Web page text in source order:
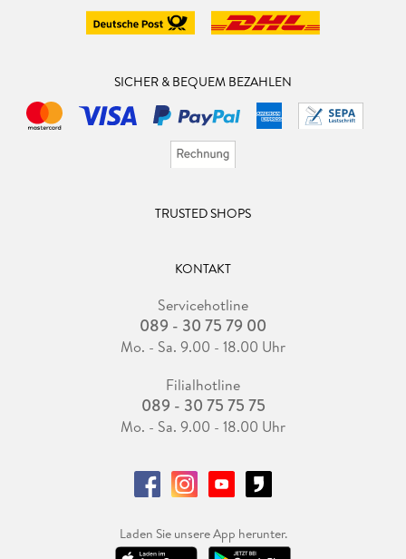
SICHER & BEQUEM BEZAHLEN
TRUSTED SHOPS
KONTAKT
Servicehotline
089 - 30 75 79 00
Mo. - Sa. 9.00 - 18.00 Uhr
Filialhotline
089 - 30 75 75 75
Mo. - Sa. 9.00 - 18.00 Uhr
Laden Sie unsere App herunter.